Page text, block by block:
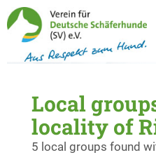
Local
locality of
5 local groups found